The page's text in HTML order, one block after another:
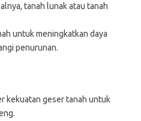
tanah lunak atau tanah
untuk meningkatkan daya
penurunan.
kekuatan geser tanah untuk